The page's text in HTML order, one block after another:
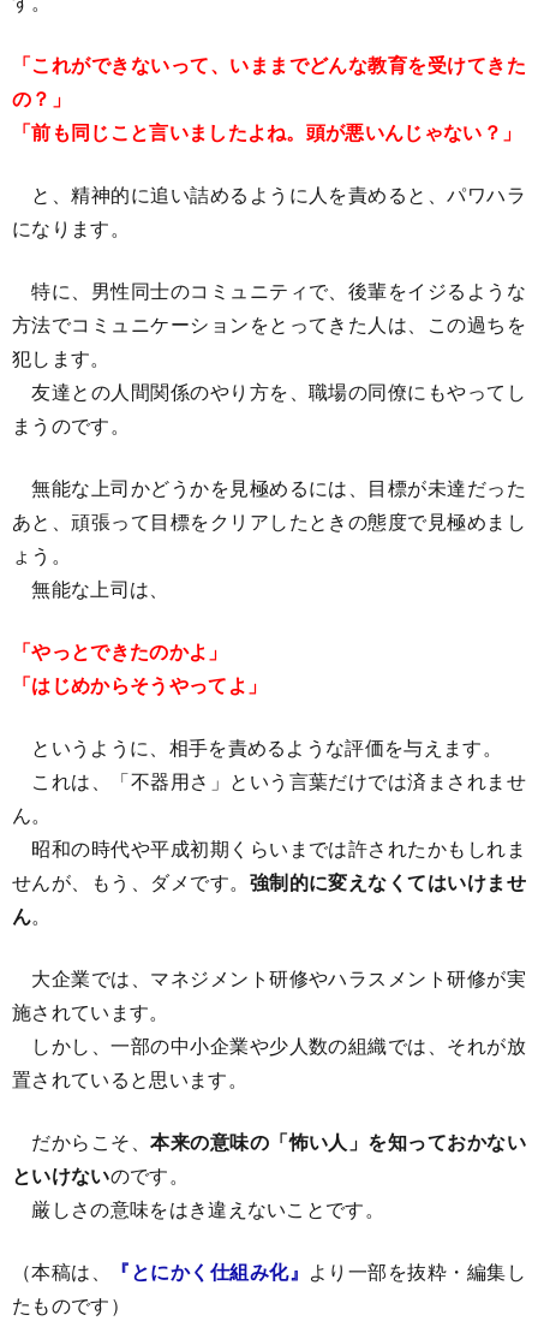
「これができないって、いままでどんな教育を受けてきた
の？」
「前も同じこと言いましたよね。頭が悪いんじゃない？」
と、精神的に追い詰めるように人を責めると、パワハラ
になります。
特に、男性同士のコミュニティで、後輩をイジるような
方法でコミュニケーションをとってきた人は、この過ちを
犯します。
友達との人間関係のやり方を、職場の同僚にもやってし
まうのです。
無能な上司かどうかを見極めるには、目標が未達だった
あと、頑張って目標をクリアしたときの態度で見極めまし
ょう。
無能な上司は、
「やっとできたのかよ」
「はじめからそうやってよ」
というように、相手を責めるような評価を与えます。
これは、「不器用さ」という言葉だけでは済まされませ
ん。
昭和の時代や平成初期くらいまでは許されたかもしれま
せんが、もう、ダメです。 強制的に変えなくてはいけませ
ん。
大企業では、マネジメント研修やハラスメント研修が実
施されています。
しかし、一部の中小企業や少人数の組織では、それが放
置されていると思います。
だからこそ、本来の意味の「怖い人」を知っておかない
といけないのです。
厳しさの意味をはき違えないことです。
（本稿は、 『とにかく仕組み化』 より一部を抜粋・編集し
たものです）